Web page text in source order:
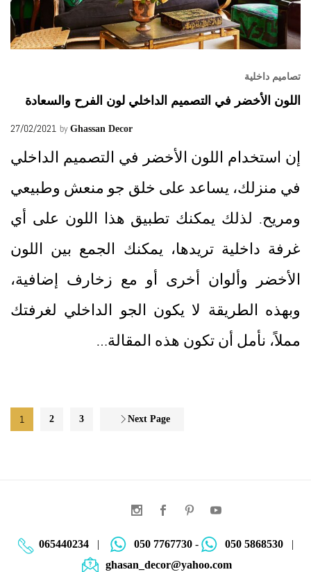
تصاميم داخلية
اللون الأخضر في التصميم الداخلي لون الفرح والسعادة
27/02/2021 by Ghassan Decor
إن استخدام اللون الأخضر في التصميم الداخلي
في منزلك، يساعد على خلق جو منعش وطبيعي
ومريح. لذلك يمكنك تطبيق هذا اللون على أي
غرفة داخلية تريدها، يمكنك الجمع بين اللون
الأخضر وألوان أخرى أو مع زخارف إضافية،
وبهذه الطريقة لا يكون الجو الداخلي لغرفتك
مملاً، نأمل أن تكون هذه المقالة…
1 2 3 Next Page
065440234| 050 7767730- 050 5868530|
ghasan_decor@yahoo.com